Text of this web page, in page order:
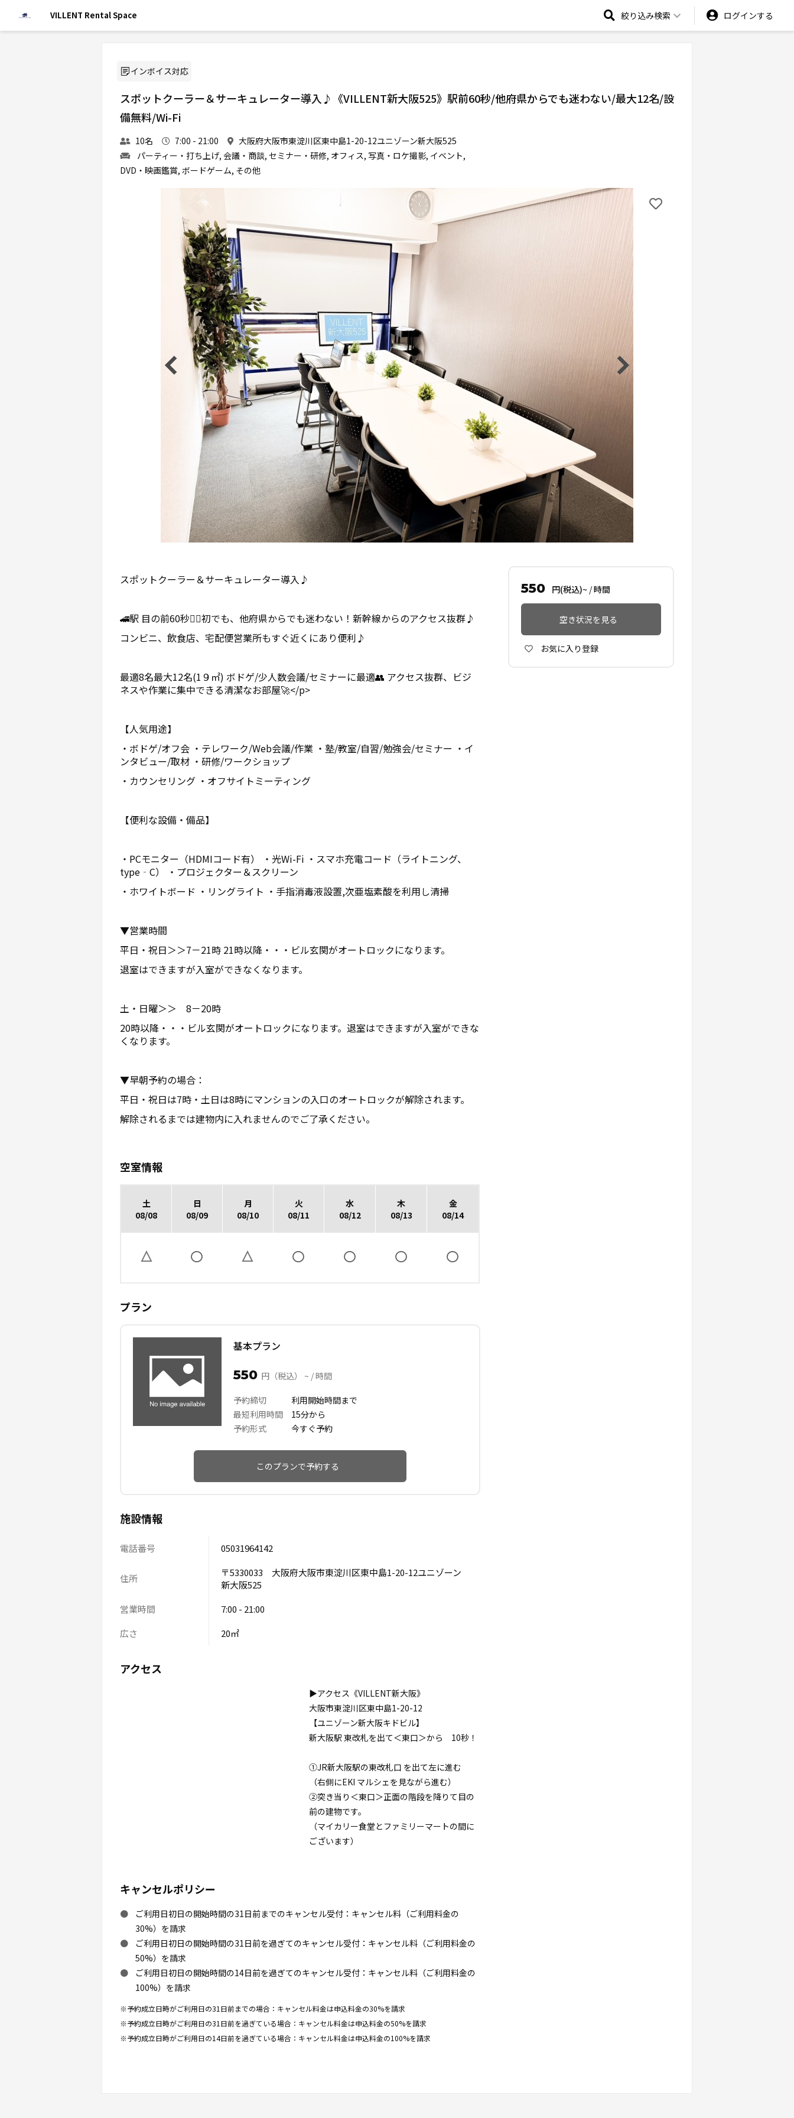
VILLENT Rental Space 絞り込み検索 ログインする
インボイス対応
スポットクーラー＆サーキュレーター導入♪《VILLENT新大阪525》駅前60秒/他府県からでも迷わない/最大12名/設
備無料/Wi-Fi
10名 7:00 - 21:00
大阪府大阪市東淀川区東中島1-20-12ユニゾーン新大阪525
パーティー・打ち上げ, 会議・商談, セミナー・研修, オフィス, 写真・ロケ撮影, イベント,
DVD・映画鑑賞, ボードゲーム, その他
スポットクーラー＆サーキュレーター導入♪
🚄駅 目の前60秒🚶‍♂️初でも、他府県からでも迷わない！新幹線からのアクセス抜群♪
コンビニ、飲食店、宅配便営業所もすぐ近くにあり便利♪
最適8名最大12名(1９㎡) ボドゲ/少人数会議/セミナーに最適👥 アクセス抜群、ビジ
ネスや作業に集中できる清潔なお部屋🚀</p>
【人気用途】
・ボドゲ/オフ会 ・テレワーク/Web会議/作業 ・塾/教室/自習/勉強会/セミナー ・イ
ンタビュー/取材 ・研修/ワークショップ
・カウンセリング ・オフサイトミーティング
【便利な設備・備品】
・PCモニター（HDMIコード有） ・光Wi-Fi ・スマホ充電コード（ライトニング、
type‐C） ・プロジェクター＆スクリーン
・ホワイトボード ・リングライト ・手指消毒液設置,次亜塩素酸を利用し清掃
▼営業時間
平日・祝日＞＞7－21時 21時以降・・・ビル玄関がオートロックになります。
退室はできますが入室ができなくなります。
土・日曜＞＞ 8－20時
20時以降・・・ビル玄関がオートロックになります。退室はできますが入室ができな
くなります。
▼早朝予約の場合：
平日・祝日は7時・土日は8時にマンションの入口のオートロックが解除されます。
解除されるまでは建物内に入れませんのでご了承ください。
空室情報
土
08/08
日
08/09
月
08/10
火
08/11
水
08/12
木
08/13
金
08/14
プラン
基本プラン
550 円（税込） ~ / 時間
予約締切 利用開始時間まで
最短利用時間 15分から
予約形式 今すぐ予約
このプランで予約する
施設情報
電話番号 05031964142
住所
〒5330033 大阪府大阪市東淀川区東中島1-20-12ユニゾーン
新大阪525
営業時間
7:00 - 21:00
広さ
20㎡
アクセス
▶アクセス《VILLENT新大阪》
大阪市東淀川区東中島1-20-12
【ユニゾーン新大阪キドビル】
新大阪駅 東改札を出て＜東口＞から 10秒！
①JR新大阪駅の東改札口 を出て左に進む
（右側にEKI マルシェを見ながら進む）
②突き当り＜東口＞正面の階段を降りて目の
前の建物です。
（マイカリー食堂とファミリーマートの間に
ございます）
キャンセルポリシー
ご利用日初日の開始時間の31日前までのキャンセル受付：キャンセル料（ご利用料金の
30%）を請求
ご利用日初日の開始時間の31日前を過ぎてのキャンセル受付：キャンセル料（ご利用料金の
50%）を請求
ご利用日初日の開始時間の14日前を過ぎてのキャンセル受付：キャンセル料（ご利用料金の
100%）を請求
※予約成立日時がご利用日の31日前までの場合：キャンセル料金は申込料金の30%を請求
※予約成立日時がご利用日の31日前を過ぎている場合：キャンセル料金は申込料金の50%を請求
※予約成立日時がご利用日の14日前を過ぎている場合：キャンセル料金は申込料金の100%を請求
550 円(税込)~/時間
空き状況を見る
お気に入り登録